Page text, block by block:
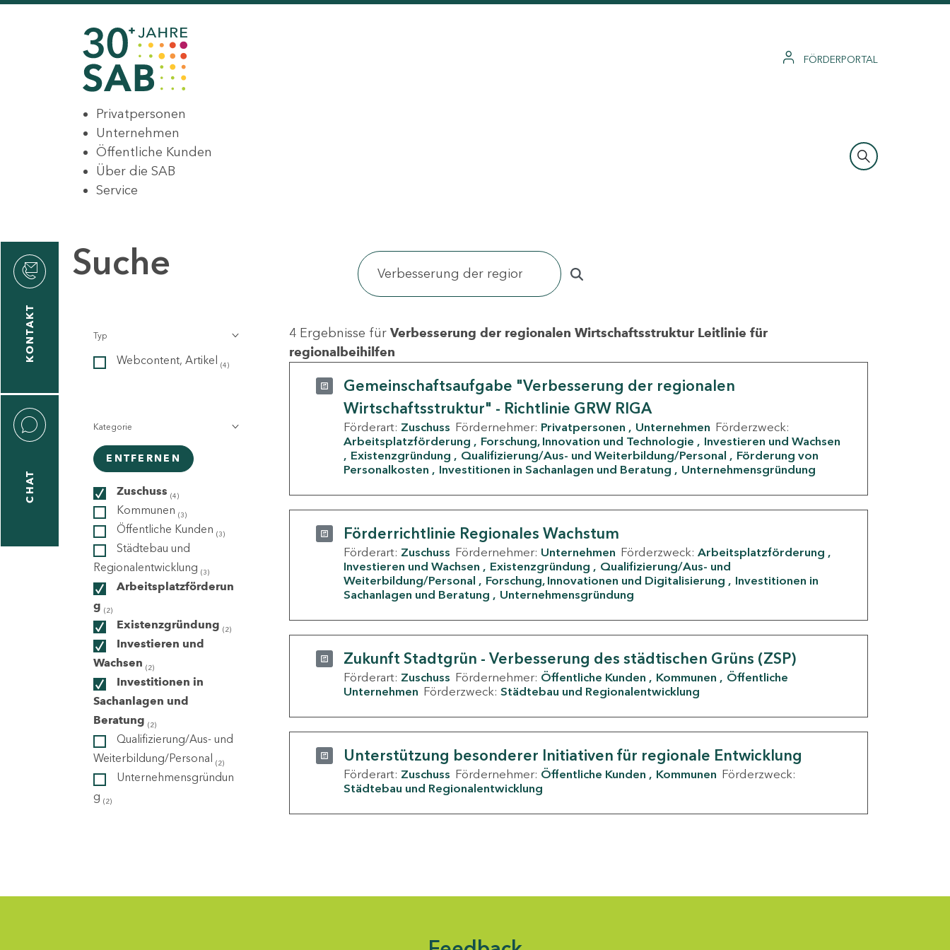
FÖRDERPORTAL
Privatpersonen
Unternehmen
Öffentliche Kunden
Über die SAB
Service
KONTAKT
CHAT
Suche
Typ
Webcontent, Artikel (4)
Kategorie
ENTFERNEN
Zuschuss (4)
Kommunen (3)
Öffentliche Kunden (3)
Städtebau und
Regionalentwicklung (3)
Arbeitsplatzförderun
g (2)
Existenzgründung (2)
Investieren und
Wachsen (2)
Investitionen in
Sachanlagen und
Beratung (2)
Qualifizierung/Aus- und
Weiterbildung/Personal (2)
Unternehmensgründun
g (2)
4 Ergebnisse für Verbesserung der regionalen Wirtschaftsstruktur Leitlinie für
regionalbeihilfen
Gemeinschaftsaufgabe "Verbesserung der regionalen
Wirtschaftsstruktur" - Richtlinie GRW RIGA
Förderart: Zuschuss Fördernehmer: Privatpersonen Unternehmen Förderzweck:
Arbeitsplatzförderung
Forschung, Innovation und Technologie
Investieren und Wachsen
Existenzgründung
Qualifizierung/Aus- und Weiterbildung/Personal
Förderung von
Personalkosten
Investitionen in Sachanlagen und Beratung Unternehmensgründung
Förderrichtlinie Regionales Wachstum
Förderart: Zuschuss Fördernehmer: Unternehmen Förderzweck: Arbeitsplatzförderung
Investieren und Wachsen
Existenzgründung
Qualifizierung/Aus- und
Weiterbildung/Personal
Forschung, Innovationen und Digitalisierung
Investitionen in
Sachanlagen und Beratung
Unternehmensgründung
Zukunft Stadtgrün - Verbesserung des städtischen Grüns (ZSP)
Förderart: Zuschuss Fördernehmer: Öffentliche Kunden Kommunen
Öffentliche
Unternehmen Förderzweck: Städtebau und Regionalentwicklung
Unterstützung besonderer Initiativen für regionale Entwicklung
Förderart: Zuschuss Fördernehmer: Öffentliche Kunden Kommunen Förderzweck:
Städtebau und Regionalentwicklung